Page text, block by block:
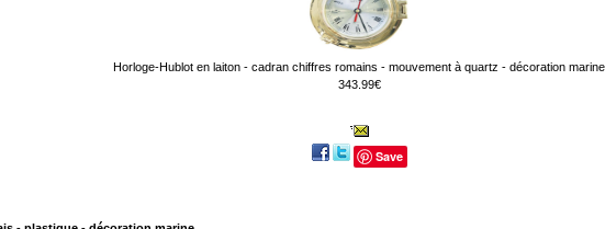
Horloge-Hublot en laiton - cadran chiffres romains - mouvement à quartz - décoration marine
343.99€
Save